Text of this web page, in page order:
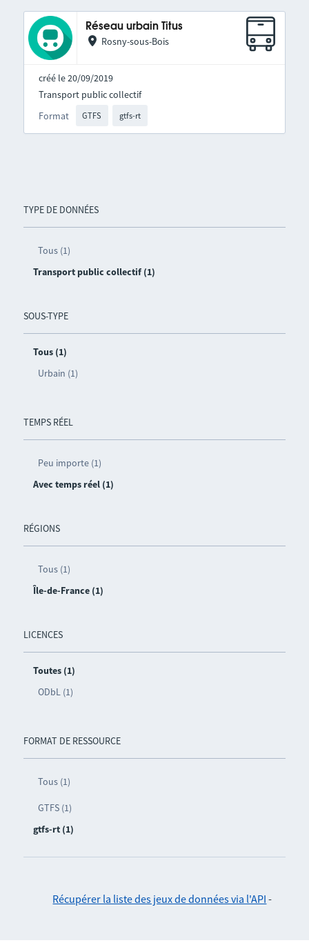
TYPE DE DONNÉES
Tous (1)
Transport public collectif (1)
SOUS-TYPE
Tous (1)
Urbain (1)
TEMPS RÉEL
Peu importe (1)
Avec temps réel (1)
RÉGIONS
Tous (1)
Île-de-France (1)
LICENCES
Toutes (1)
ODbL (1)
FORMAT DE RESSOURCE
Tous (1)
GTFS (1)
gtfs-rt (1)
Réseau urbain Titus
Rosny-sous-Bois
créé le 20/09/2019
Format GTFS gtfs-rt
Transport public collectif
Récupérer la liste des jeux de données via l'API -